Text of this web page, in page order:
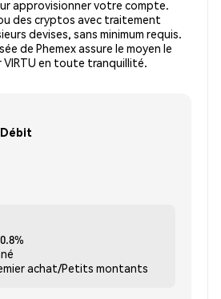
approvisionner votre compte.
des cryptos avec traitement
devises, sans minimum requis.
de Phemex assure le moyen le
VIRTU en toute tranquillité.
0.8%
achat/Petits montants